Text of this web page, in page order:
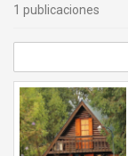
1 publicaciones